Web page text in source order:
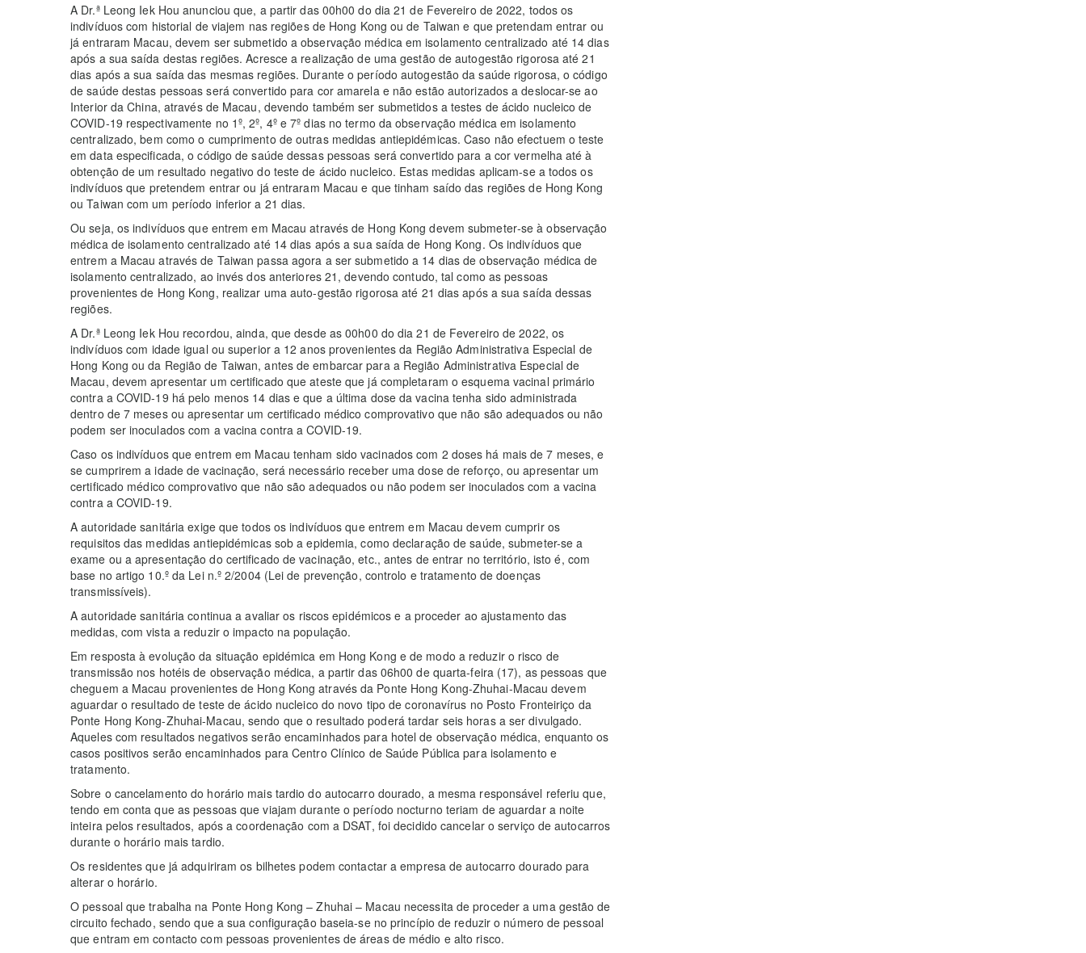
A Dr.ª Leong Iek Hou anunciou que, a partir das 00h00 do dia 21 de Fevereiro de 2022, todos os
indivíduos com historial de viajem nas regiões de Hong Kong ou de Taiwan e que pretendam entrar ou
já entraram Macau, devem ser submetido a observação médica em isolamento centralizado até 14 dias
após a sua saída destas regiões. Acresce a realização de uma gestão de autogestão rigorosa até 21
dias após a sua saída das mesmas regiões. Durante o período autogestão da saúde rigorosa, o código
de saúde destas pessoas será convertido para cor amarela e não estão autorizados a deslocar-se ao
Interior da China, através de Macau, devendo também ser submetidos a testes de ácido nucleico de
COVID-19 respectivamente no 1º, 2º, 4º e 7º dias no termo da observação médica em isolamento
centralizado, bem como o cumprimento de outras medidas antiepidémicas. Caso não efectuem o teste
em data especificada, o código de saúde dessas pessoas será convertido para a cor vermelha até à
obtenção de um resultado negativo do teste de ácido nucleico. Estas medidas aplicam-se a todos os
indivíduos que pretendem entrar ou já entraram Macau e que tinham saído das regiões de Hong Kong
ou Taiwan com um período inferior a 21 dias.
Ou seja, os indivíduos que entrem em Macau através de Hong Kong devem submeter‑se à observação
médica de isolamento centralizado até 14 dias após a sua saída de Hong Kong. Os indivíduos que
entrem a Macau através de Taiwan passa agora a ser submetido a 14 dias de observação médica de
isolamento centralizado, ao invés dos anteriores 21, devendo contudo, tal como as pessoas
provenientes de Hong Kong, realizar uma auto-gestão rigorosa até 21 dias após a sua saída dessas
regiões.
A Dr.ª Leong Iek Hou recordou, ainda, que desde as 00h00 do dia 21 de Fevereiro de 2022, os
indivíduos com idade igual ou superior a 12 anos provenientes da Região Administrativa Especial de
Hong Kong ou da Região de Taiwan, antes de embarcar para a Região Administrativa Especial de
Macau, devem apresentar um certificado que ateste que já completaram o esquema vacinal primário
contra a COVID-19 há pelo menos 14 dias e que a última dose da vacina tenha sido administrada
dentro de 7 meses ou apresentar um certificado médico comprovativo que não são adequados ou não
podem ser inoculados com a vacina contra a COVID-19.
Caso os indivíduos que entrem em Macau tenham sido vacinados com 2 doses há mais de 7 meses, e
se cumprirem a idade de vacinação, será necessário receber uma dose de reforço, ou apresentar um
certificado médico comprovativo que não são adequados ou não podem ser inoculados com a vacina
contra a COVID-19.
A autoridade sanitária exige que todos os indivíduos que entrem em Macau devem cumprir os
requisitos das medidas antiepidémicas sob a epidemia, como declaração de saúde, submeter-se a
exame ou a apresentação do certificado de vacinação, etc., antes de entrar no território, isto é, com
base no artigo 10.º da Lei n.º 2/2004 (Lei de prevenção, controlo e tratamento de doenças
transmissíveis).
A autoridade sanitária continua a avaliar os riscos epidémicos e a proceder ao ajustamento das
medidas, com vista a reduzir o impacto na população.
Em resposta à evolução da situação epidémica em Hong Kong e de modo a reduzir o risco de
transmissão nos hotéis de observação médica, a partir das 06h00 de quarta‑feira (17), as pessoas que
cheguem a Macau provenientes de Hong Kong através da Ponte Hong Kong-Zhuhai-Macau devem
aguardar o resultado de teste de ácido nucleico do novo tipo de coronavírus no Posto Fronteiriço da
Ponte Hong Kong-Zhuhai-Macau, sendo que o resultado poderá tardar seis horas a ser divulgado.
Aqueles com resultados negativos serão encaminhados para hotel de observação médica, enquanto os
casos positivos serão encaminhados para Centro Clínico de Saúde Pública para isolamento e
tratamento.
Sobre o cancelamento do horário mais tardio do autocarro dourado, a mesma responsável referiu que,
tendo em conta que as pessoas que viajam durante o período nocturno teriam de aguardar a noite
inteira pelos resultados, após a coordenação com a DSAT, foi decidido cancelar o serviço de autocarros
durante o horário mais tardio.
Os residentes que já adquiriram os bilhetes podem contactar a empresa de autocarro dourado para
alterar o horário.
O pessoal que trabalha na Ponte Hong Kong – Zhuhai – Macau necessita de proceder a uma gestão de
circuito fechado, sendo que a sua configuração baseia-se no princípio de reduzir o número de pessoal
que entram em contacto com pessoas provenientes de áreas de médio e alto risco.